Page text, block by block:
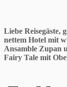
Liebe Reisegäste,
nettem Hotel mit
Ansamble Zupan
Fairy Tale mit